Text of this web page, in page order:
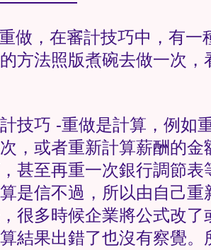
做，在審計技巧中，有一
方法照版煮碗去做一次，
技巧 -重做是計算，例如
，或者重新計算薪酬的金
甚至再重一次銀行調節表
是信不過，所以由自己重
很多時候企業將公式改了
結果出錯了也沒有察覺。